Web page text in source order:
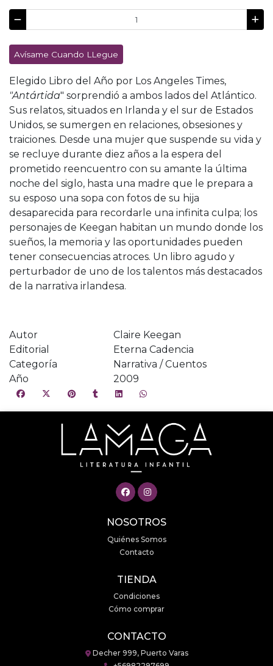
Avísame Cuando LLegue
Elegido Libro del Año por Los Angeles Times,
"Antártida" sorprendió a ambos lados del Atlántico.
Sus relatos, situados en Irlanda y el sur de Estados
Unidos, se sumergen en relaciones, obsesiones y
traiciones. Desde una mujer que suspende su vida y
se recluye durante diez años a la espera del
prometido reencuentro con su amante la última
noche del siglo, hasta una madre que le prepara a
su esposo una sopa con fotos de su hija
desaparecida para recordarle una infinita culpa; los
personajes de Keegan habitan un mundo donde los
sueños, la memoria y las oportunidades pueden
tener consecuencias atroces. Un libro agudo y
perturbador de uno de los talentos más destacados
de la narrativa irlandesa.
Autor
Claire Keegan
Editorial
Eterna Cadencia
Categoría
Narrativa / Cuentos
Año
2009
NOSOTROS
Quiénes Somos
Contacto
TIENDA
Condiciones
Cómo comprar
CONTACTO
Decher 999, Puerto Varas